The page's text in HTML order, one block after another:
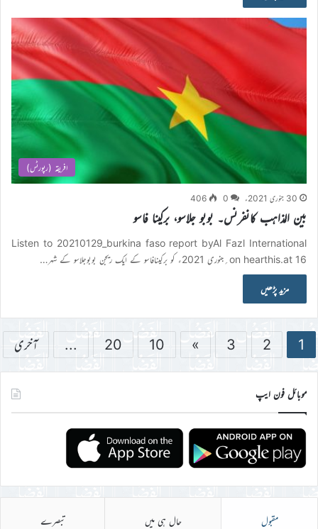
افریقہ (رپورٹس)
30 جنوری 2021ء 0
406
بین المذاہب کانفرنس۔ بوبو جلاسو، برکینا فاسو
Listen to 20210129_burkina faso report byAl Fazl International
on hearthis.at 16؍جنوری 2021ء کو برکینافاسو کے ایک ریجن بوبوجلاسو کے شہر…
مزید پڑھیں
1
2
3
»
10
20
... آخری
موبائل فون ایپ
مقبول حال ہی میں تبصرے